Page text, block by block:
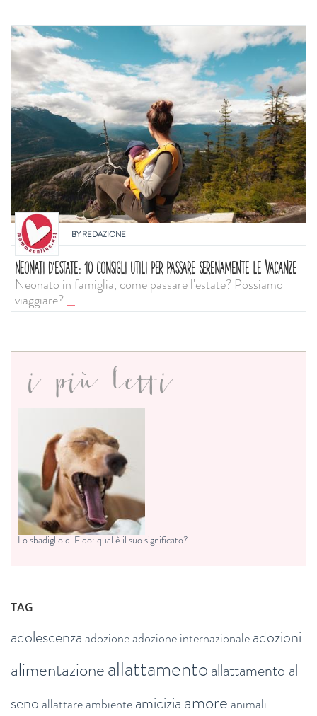
BYREDAZIONE
NEONATI D'ESTATE: 10 CONSIGLI UTILI PER PASSARE SERENAMENTE LE VACANZE
Neonato in famiglia, come passare l'estate? Possiamo
viaggiare?...
i più letti
Lo sbadiglio di Fido: qual è il suo significato?
TAG
adolescenza adozioneadozione internazionaleadozioni
alimentazioneallattamentoallattamento al
seno allattareambienteamiciziaamore animali